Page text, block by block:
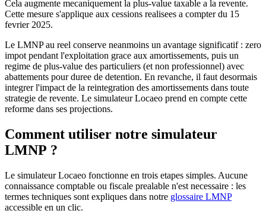
Cela augmente mecaniquement la plus-value taxable a la revente.
Cette mesure s'applique aux cessions realisees a compter du 15
fevrier 2025.
Le LMNP au reel conserve neanmoins un avantage significatif : zero
impot pendant l'exploitation grace aux amortissements, puis un
regime de plus-value des particuliers (et non professionnel) avec
abattements pour duree de detention. En revanche, il faut desormais
integrer l'impact de la reintegration des amortissements dans toute
strategie de revente. Le simulateur Locaeo prend en compte cette
reforme dans ses projections.
Comment utiliser notre simulateur
LMNP ?
Le simulateur Locaeo fonctionne en trois etapes simples. Aucune
connaissance comptable ou fiscale prealable n'est necessaire : les
termes techniques sont expliques dans notre glossaire LMNP
accessible en un clic.